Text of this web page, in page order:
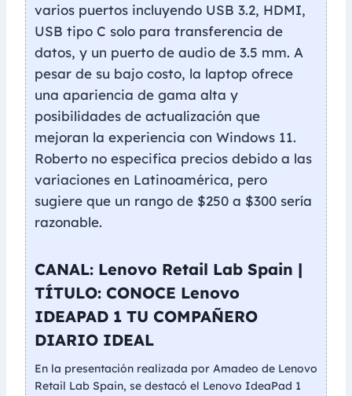
varios puertos incluyendo USB 3.2, HDMI,
USB tipo C solo para transferencia de
datos, y un puerto de audio de 3.5 mm. A
pesar de su bajo costo, la laptop ofrece
una apariencia de gama alta y
posibilidades de actualización que
mejoran la experiencia con Windows 11.
Roberto no especifica precios debido a las
variaciones en Latinoamérica, pero
sugiere que un rango de $250 a $300 sería
razonable.
CANAL: Lenovo Retail Lab Spain |
TÍTULO: CONOCE Lenovo
IDEAPAD 1 TU COMPAÑERO
DIARIO IDEAL
En la presentación realizada por Amadeo de Lenovo
Retail Lab Spain, se destacó el Lenovo IdeaPad 1